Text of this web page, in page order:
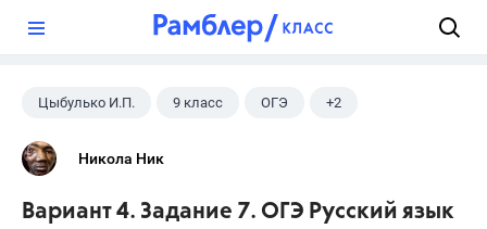
Цыбулько И.П. 9 класс ОГЭ +2
Русский язык
Никола Ник
Вариант 4. Задание 7. ОГЭ Русский язык